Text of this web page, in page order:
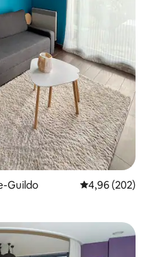
Guildo Середня
4,96 (202)